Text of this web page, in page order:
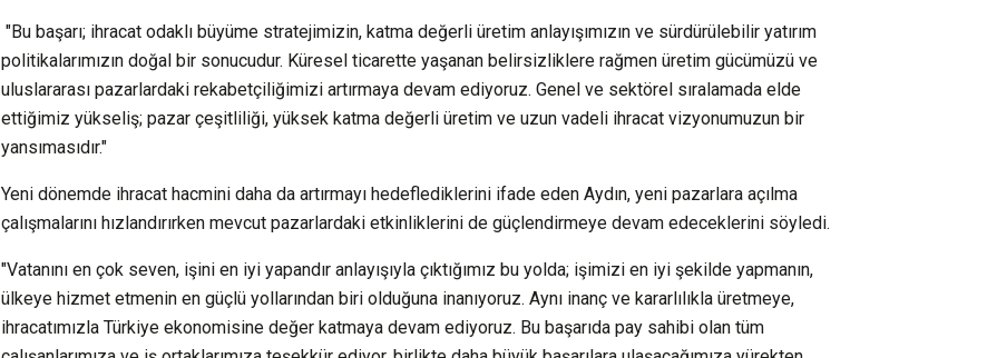
"Bu başarı; ihracat odaklı büyüme stratejimizin, katma değerli üretim anlayışımızın ve sürdürülebilir yatırım
politikalarımızın doğal bir sonucudur. Küresel ticarette yaşanan belirsizliklere rağmen üretim gücümüzü ve
uluslararası pazarlardaki rekabetçiliğimizi artırmaya devam ediyoruz. Genel ve sektörel sıralamada elde
ettiğimiz yükseliş; pazar çeşitliliği, yüksek katma değerli üretim ve uzun vadeli ihracat vizyonumuzun bir
yansımasıdır."
Yeni dönemde ihracat hacmini daha da artırmayı hedeflediklerini ifade eden Aydın, yeni pazarlara açılma
çalışmalarını hızlandırırken mevcut pazarlardaki etkinliklerini de güçlendirmeye devam edeceklerini söyledi.
"Vatanını en çok seven, işini en iyi yapandır anlayışıyla çıktığımız bu yolda; işimizi en iyi şekilde yapmanın,
ülkeye hizmet etmenin en güçlü yollarından biri olduğuna inanıyoruz. Aynı inanç ve kararlılıkla üretmeye,
ihracatımızla Türkiye ekonomisine değer katmaya devam ediyoruz. Bu başarıda pay sahibi olan tüm